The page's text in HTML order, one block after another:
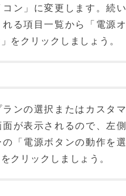
コン」に変更します。続い
る項目一覧から「電源オ
をクリックしましょう。
ランの選択またはカスタマ
が表示されるので、左側
の「電源ボタンの動作を選
クリックしましょう。